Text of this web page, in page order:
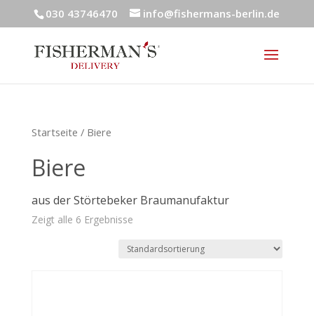
030 43746470 info@fishermans-berlin.de
Startseite / Biere
Biere
aus der Störtebeker Braumanufaktur
Zeigt alle 6 Ergebnisse